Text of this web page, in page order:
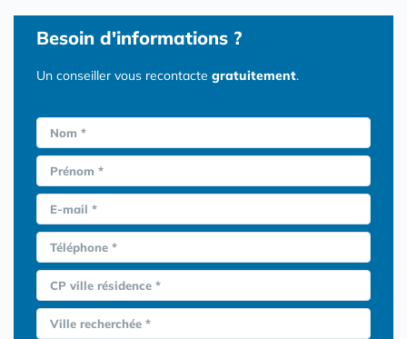
Besoin d'informations ?
Un conseiller vous recontacte gratuitement.
Nom *
Prénom *
E-mail *
Téléphone *
CP ville résidence *
Ville recherchée *